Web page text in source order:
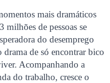
mais dramáticos
milhões de pessoas se
do desemprego
de só encontrar bico
Acompanhando a
do trabalho, cresce o